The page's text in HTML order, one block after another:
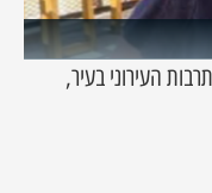
העירוני בעיר,